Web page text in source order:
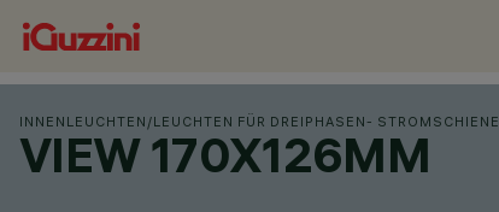
INNENLEUCHTEN /LEUCHTEN FÜR DREIPHASEN- STROMSCHIENE
VIEW 170X126MM